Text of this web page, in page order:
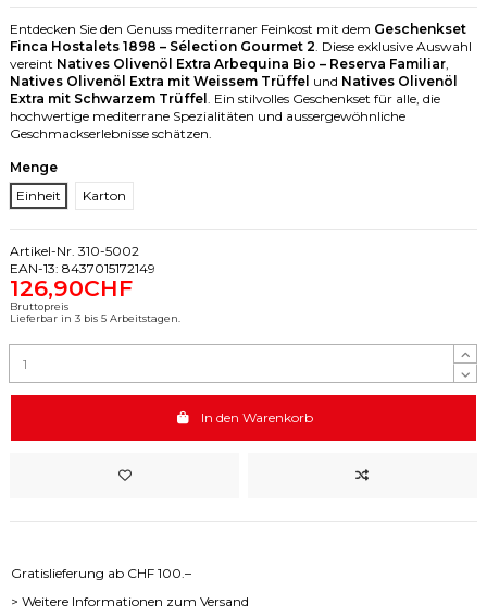
Entdecken Sie den Genuss mediterraner Feinkost mit dem Geschenkset
Finca Hostalets 1898 – Sélection Gourmet 2 . Diese exklusive Auswahl
vereint Natives Olivenöl Extra Arbequina Bio – Reserva Familiar
Natives Olivenöl Extra mit Weissem Trüffel und Natives Olivenöl
Extra mit Schwarzem Trüffel . Ein stilvolles Geschenkset für alle, die
hochwertige mediterrane Spezialitäten und aussergewöhnliche
Geschmackserlebnisse schätzen.
Menge
Einheit
Karton
Artikel-Nr. 310-5002
EAN-13: 8437015172149
126,90CHF
Bruttopreis
Lieferbar in 3 bis 5 Arbeitstagen.
In den Warenkorb
Gratislieferung ab CHF 100.–
> Weitere Informationen zum Versand